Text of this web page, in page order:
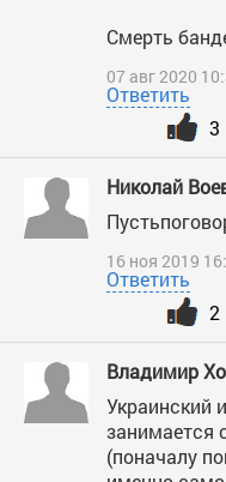
Смерть
07 авг 2020
Ответить
3
Николай
16 ноя 2019
Ответить
2
Владимир
Украинский
занимается
(поначалу